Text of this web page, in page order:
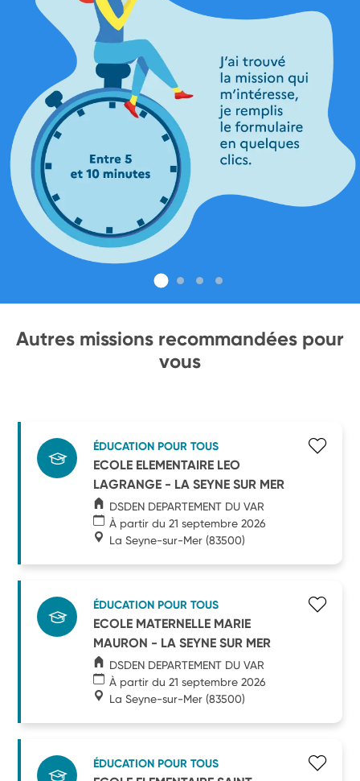
Autres missions recommandées pour
vous
ÉDUCATION POUR TOUS
ECOLE ELEMENTAIRE LEO
LAGRANGE - LA SEYNE SUR MER
DSDEN DEPARTEMENT DU VAR
À partir du 21 septembre 2026
La Seyne-sur-Mer (83500)
ÉDUCATION POUR TOUS
ECOLE MATERNELLE MARIE
MAURON - LA SEYNE SUR MER
DSDEN DEPARTEMENT DU VAR
À partir du 21 septembre 2026
La Seyne-sur-Mer (83500)
ÉDUCATION POUR TOUS